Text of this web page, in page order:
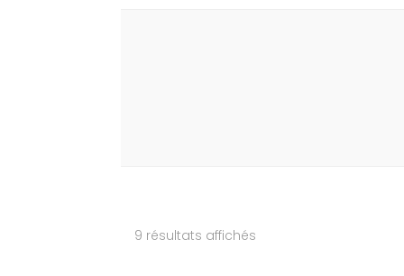
9 résultats affichés